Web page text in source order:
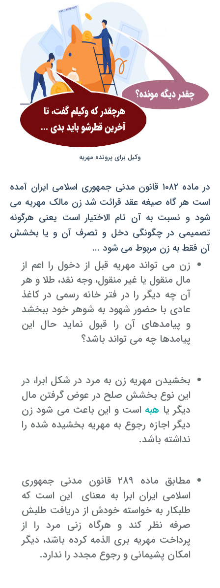
وکیل برای پرونده مهریه
در ماده ۱۰۸۲ قانون مدنی جمهوری اسلامی ایران آمده
است هر گاه صیغه عقد قرائت شد زن مالک مهریه می
شود و نسبت به آن تام الاختیار است یعنی هرگونه
تصمیمی در چگونگی دخل و تصرف آن و یا بخشش
آن فقط به زن مربوط می شود ...
زن می تواند مهریه قبل از دخول را اعم از
مال منقول یا غیر منقول، وجه نقد، طلا و هر
آن چه دیگر را در فتر خانه رسمی در کاغذ
عادی با حضور شهود به شوهر خود ببخشد
و پیامدهای آن را قبول نماید حال این
پیامدها چه می تواند باشد؟
بخشیدن مهریه زن به مرد در شکل ابرا، در
این نوع بخشش صلح در عوض گرفتن مال
دیگر یا هبه است و این باعث می شود زن
دیگر اجازه رجوع به مهریه بخشیده شده را
نداشته باشد.
مطابق ماده ۲۸۹ قانون مدنی جمهوری
اسلامی ایران ابرا به معنای این است که
طلبکار به خواسته خودش از دریافت طلبش
صرفه نظر کند و هرگاه زنی مرد را از
پرداخت مهریه بری الذمه کرده باشد، دیگر
امکان پشیمانی و رجوع مجدد را ندارد.